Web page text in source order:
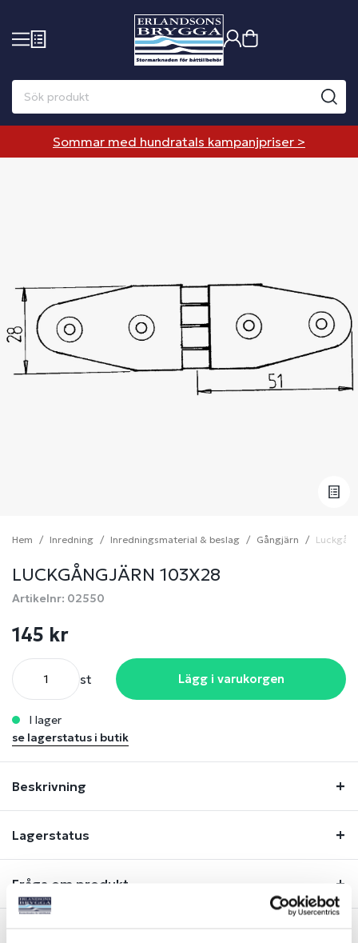
Sommar med hundratals kampanjpriser >
Hem Inredning Inredningsmaterial & beslag Gångjärn
LUCKGÅNGJÄRN 103X28
Artikelnr: 02550
145 kr
st Lägg i varukorgen
i lager
se lagerstatus i butik
Beskrivning
Lagerstatus
Fråga om produkt